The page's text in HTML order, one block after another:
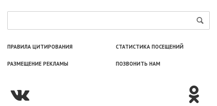
ПРАВИЛА ЦИТИРОВАНИЯ СТАТИСТИКА ПОСЕЩЕНИЙ
РАЗМЕЩЕНИЕ РЕКЛАМЫ ПОЗВОНИТЬ НАМ